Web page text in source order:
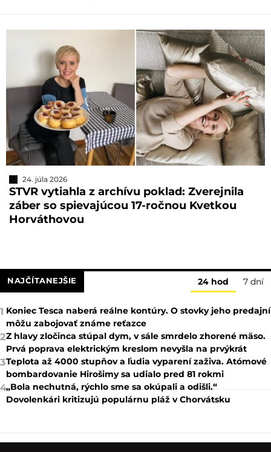
24. júla 2026
STVR vytiahla z archívu poklad: Zverejnila
záber so spievajúcou 17-ročnou Kvetkou
Horváthovou
NAJČÍTANEJŠIE 24 hod 7 dní
1 Koniec Tesca naberá reálne kontúry. O stovky jeho predajní
môžu zabojovať známe reťazce
2Z hlavy zločinca stúpal dym, v sále smrdelo zhorené mäso.
Prvá poprava elektrickým kreslom nevyšla na prvýkrát
3Teplota až 4000 stupňov a ľudia vyparení zaživa. Atómové
bombardovanie Hirošimy sa udialo pred 81 rokmi
4„Bola nechutná, rýchlo sme sa okúpali a odišli.“
Dovolenkári kritizujú populárnu pláž v Chorvátsku